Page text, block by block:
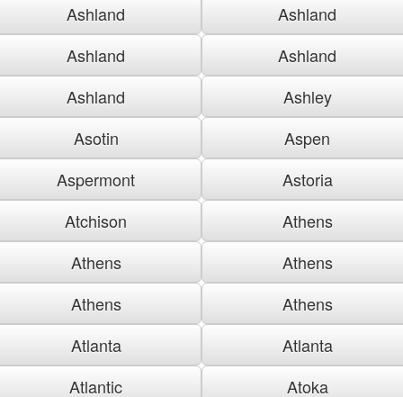
Ashland
Ashland
Ashland
Ashland
Ashland
Ashley
Asotin
Aspen
Aspermont
Astoria
Atchison
Athens
Athens
Athens
Athens
Athens
Atlanta
Atlanta
Atlantic
Atoka